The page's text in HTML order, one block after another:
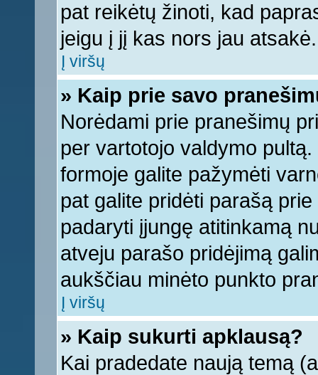
pat reikėtų žinoti, kad
jeigu į jį kas nors jau atsakė.
Į viršų
» Kaip prie savo
Norėdami prie pranešimų
per vartotojo valdymo
formoje galite pažymėti
pat galite pridėti parašą
padaryti įjungę atitinkamą
atveju parašo pridėjimą
aukščiau minėto punkto
Į viršų
» Kaip sukurti apklausą?
Kai pradedate naują temą